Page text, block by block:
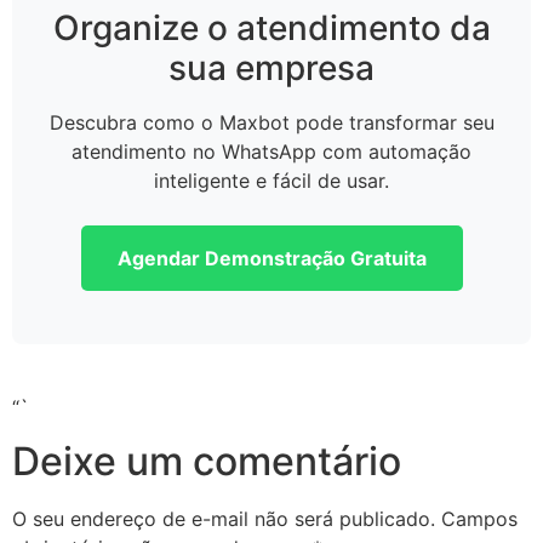
Organize o atendimento da
sua empresa
Descubra como o Maxbot pode transformar seu
atendimento no WhatsApp com automação
inteligente e fácil de usar.
Agendar Demonstração Gratuita
“`
Deixe um comentário
O seu endereço de e-mail não será publicado. Campos